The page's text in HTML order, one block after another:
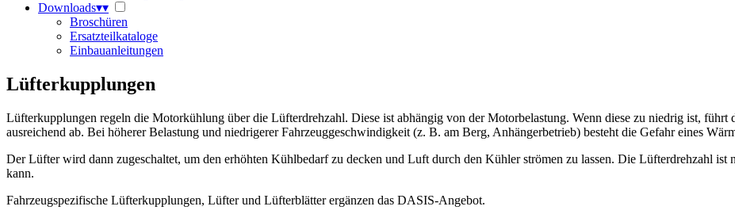
Downloads▾▾
Broschüren
Ersatzteilkataloge
Einbauanleitungen
Lüfterkupplungen
Lüfterkupplungen regeln die Motorkühlung über die Lüfterdrehzahl. Diese ist abhängig von der Motorbelastung. Wenn diese zu niedrig ist,
ausreichend ab. Bei höherer Belastung und niedrigerer Fahrzeuggeschwindigkeit (z. B. am Berg, Anhängerbetrieb) besteht die Gefahr eines
Der Lüfter wird dann zugeschaltet, um den erhöhten Kühlbedarf zu decken und Luft durch den Kühler strömen zu lassen. Die Lüfterdrehzahl
kann.
Fahrzeugspezifische Lüfterkupplungen, Lüfter und Lüfterblätter ergänzen das DASIS-Angebot.